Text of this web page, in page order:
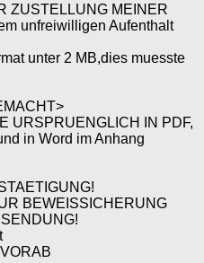
ZUSTELLUNG MEINER
unfreiwilligen Aufenthalt
unter 2 MB,dies muesste
URSPRUENGLICH IN PDF,
in Word im Anhang
BEWEISSICHERUNG